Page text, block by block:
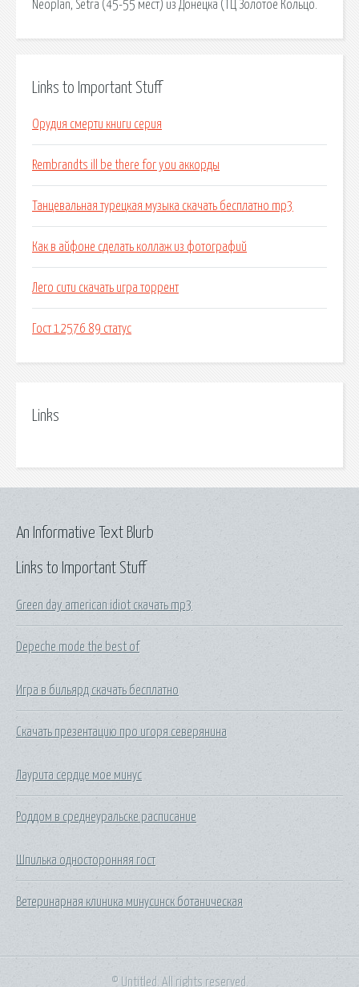
Neoplan, Setra (45-55 мест) из Донецка (ТЦ Золотое Кольцо.
Links to Important Stuff
Орудия смерти книги серия
Rembrandts ill be there for you аккорды
Танцевальная турецкая музыка скачать бесплатно mp3
Как в айфоне сделать коллаж из фотографий
Лего сити скачать игра торрент
Гост 12576 89 статус
Links
Links to Important Stuff
Green day american idiot скачать mp3
Depeche mode the best of
Игра в бильярд скачать бесплатно
Скачать презентацию про игоря северянина
Лаурита сердце мое минус
Роддом в среднеуральске расписание
Шпилька односторонняя гост
Ветеринарная клиника минусинск ботаническая
An Informative Text Blurb
© Untitled. All rights reserved.